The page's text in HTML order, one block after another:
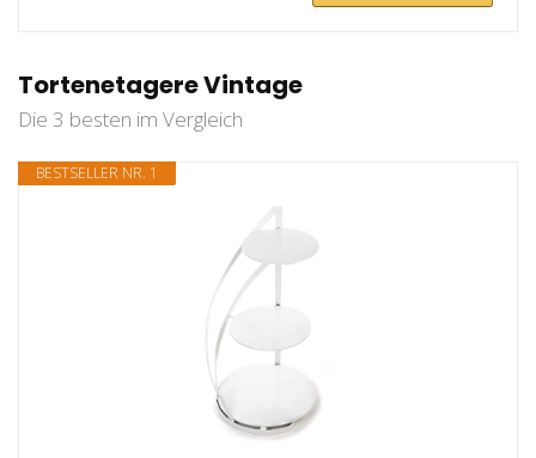
Tortenetagere Vintage
Die 3 besten im Vergleich
BESTSELLER NR. 1